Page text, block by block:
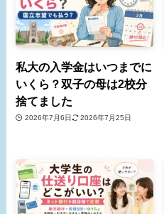
私大の入学金はいつまでに
いくら？双子の母は2校分
捨てました
2026年7月6日 2026年7月25日